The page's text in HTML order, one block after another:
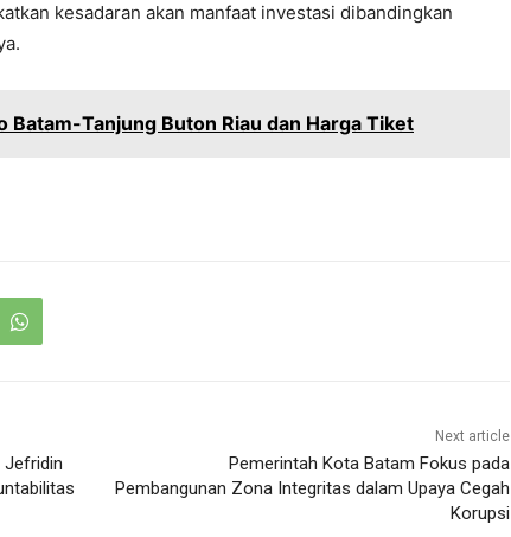
kesadaran akan manfaat investasi dibandingkan
Batam-Tanjung Buton Riau dan Harga Tiket
Jefridin
Next article
Pemerintah Kota Batam Fokus pada
Pembangunan Zona Integritas dalam Upaya Cegah
Korupsi